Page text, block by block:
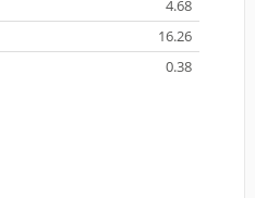
4.68
16.26
0.38